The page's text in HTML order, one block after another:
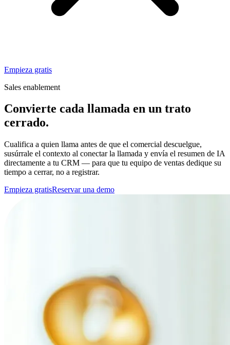
Empieza gratis
Sales enablement
Convierte cada llamada en un trato
cerrado.
Cualifica a quien llama antes de que el comercial descuelgue,
susúrrale el contexto al conectar la llamada y envía el resumen de IA
directamente a tu CRM — para que tu equipo de ventas dedique su
tiempo a cerrar, no a registrar.
Empieza gratisReservar una demo